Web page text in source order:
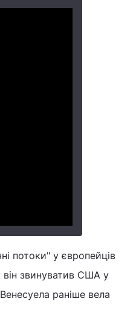
потоки" у європейців
він звинуватив США у
раніше вела